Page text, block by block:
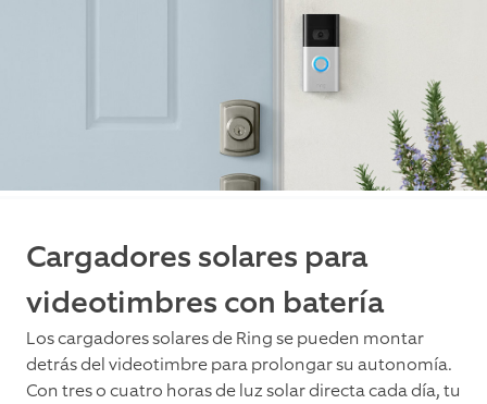
Cargadores solares para
videotimbres con batería
Los cargadores solares de Ring se pueden montar
detrás del videotimbre para prolongar su autonomía.
Con tres o cuatro horas de luz solar directa cada día, tu